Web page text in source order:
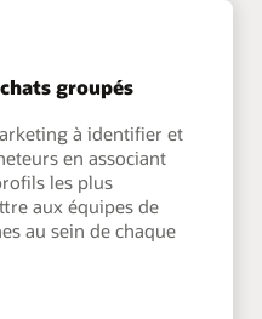
groupés
à identifier et
en associant
les plus
aux équipes de
au sein de chaque